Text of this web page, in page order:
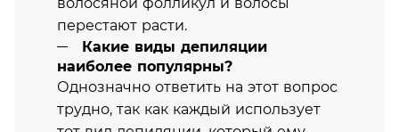
перестают расти.
Какие виды депиляции
наиболее популярны?
Однозначно ответить на этот вопрос
трудно, так как каждый использует